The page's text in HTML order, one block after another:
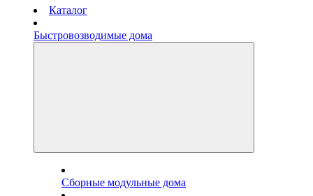
Каталог
Быстровозводимые дома
Сборные модульные дома